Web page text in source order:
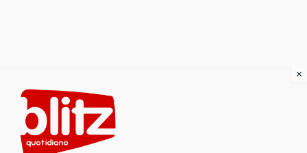
content
×